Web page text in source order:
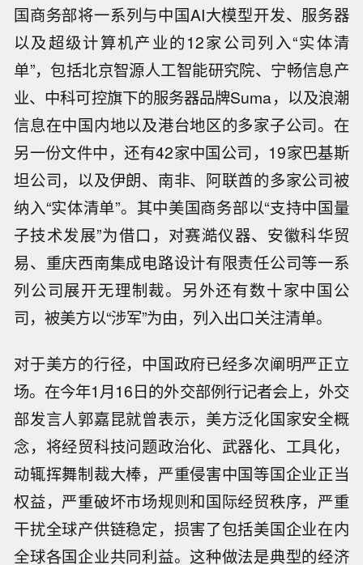
国商务部将一系列与中国AI大模型开发、服务器
以及超级计算机产业的12家公司列入“实体清
单”，包括北京智源人工智能研究院、宁畅信息产
业、中科可控旗下的服务器品牌Suma，以及浪潮
信息在中国内地以及港台地区的多家子公司。在
另一份文件中，还有42家中国公司，19家巴基斯
坦公司，以及伊朗、南非、阿联酋的多家公司被
纳入“实体清单”。其中美国商务部以“支持中国量
子技术发展”为借口，对赛澔仪器、安徽科华贸
易、重庆西南集成电路设计有限责任公司等一系
列公司展开无理制裁。另外还有数十家中国公
司，被美方以“涉军”为由，列入出口关注清单。
对于美方的行径，中国政府已经多次阐明严正立
场。在今年1月16日的外交部例行记者会上，外交
部发言人郭嘉昆就曾表示，美方泛化国家安全概
念，将经贸科技问题政治化、武器化、工具化，
动辄挥舞制裁大棒，严重侵害中国等国企业正当
权益，严重破坏市场规则和国际经贸秩序，严重
干扰全球产供链稳定，损害了包括美国企业在内
全球各国企业共同利益。这种做法是典型的经济